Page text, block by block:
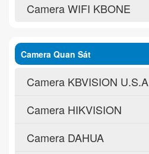
Camera WIFI KBONE
Camera Quan Sát
Camera KBVISION U.S.A
Camera HIKVISION
Camera DAHUA